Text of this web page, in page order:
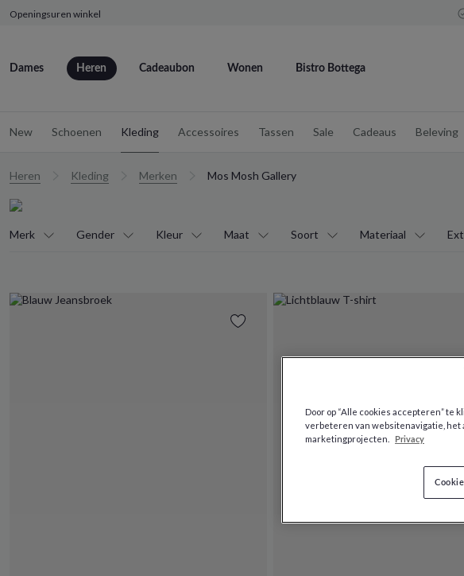
Openingsuren winkel
Dames Heren Cadeaubon Wonen Bistro Bottega
New Schoenen Kleding Accessoires Tassen Sale Cadeaus Beleving
Heren Kleding Merken Mos Mosh Gallery
Merk Gender Kleur Maat Soort Materiaal
Door op “Alle cookies accepteren” te
verbeteren van websitenavigatie, het
marketingprojecten.
Privacy